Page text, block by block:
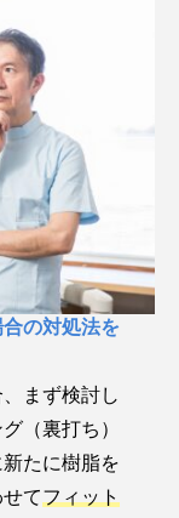
の対処法を
まず検討し
（裏打ち）
たに樹脂を
てフィット